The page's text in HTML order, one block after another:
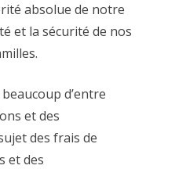
absolue de notre
et la sécurité de nos
d’entre
et des
des frais de
et des